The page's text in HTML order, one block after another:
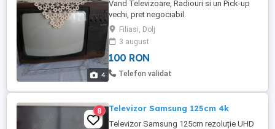
4
Vand Televizoare, Radiouri si un Pick-up
vechi, pret negociabil.
Filiasi, Dolj
3 august
100 RON
Telefon validat
8 Televizor Samsung 125cm 4k
Televizor Samsung 125cm rezoluție UHD